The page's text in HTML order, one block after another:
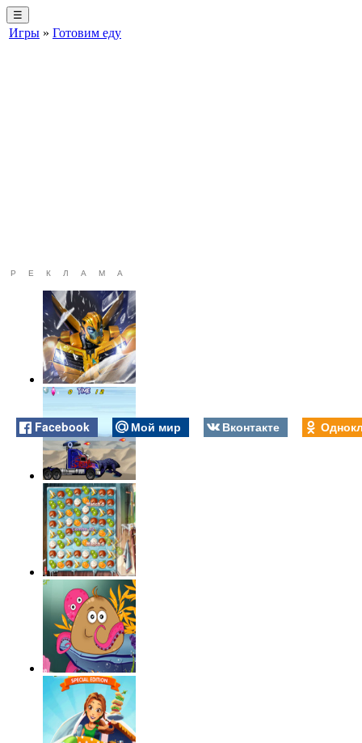
☰
Игры » Готовим еду
РЕКЛАМА
Facebook Мой мир Вконтакте